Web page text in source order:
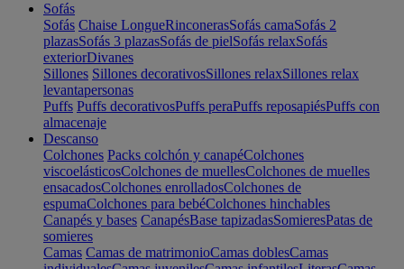
Sofás
Sofás Chaise LongueRinconerasSofás camaSofás 2
plazasSofás 3 plazasSofás de pielSofás relaxSofás
exteriorDivanes
Sillones Sillones decorativosSillones relaxSillones relax
levantapersonas
Puffs Puffs decorativosPuffs peraPuffs reposapiésPuffs con
almacenaje
Descanso
Colchones Packs colchón y canapéColchones
viscoelásticosColchones de muellesColchones de muelles
ensacadosColchones enrolladosColchones de
espumaColchones para bebéColchones hinchables
Canapés y bases CanapésBase tapizadasSomieresPatas de
somieres
Camas Camas de matrimonioCamas doblesCamas